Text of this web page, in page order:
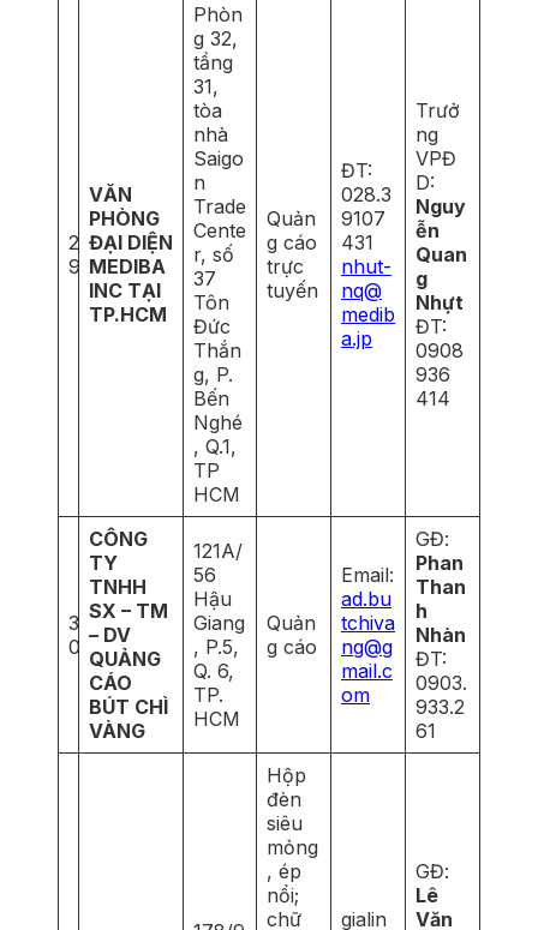
2
9
VĂN
PHÒNG
ĐẠI DIỆN
MEDIBA
INC TẠI
TP.HCM
Phòn
g 32,
tầng
31,
tòa
nhà
Saigo
n
Trade
Cente
r, số
37
Tôn
Đức
Thắn
g, P.
Bến
Nghé
, Q.1,
TP
HCM
Quản
g cáo
trực
tuyến
ĐT:
028.3
9107
431
nhut-
nq@
medib
a.jp
Trưở
ng
VPĐ
D:
Nguy
ễn
Quan
g
Nhựt
ĐT:
0908
936
414
3
0
CÔNG
TY
TNHH
SX – TM
– DV
QUẢNG
CÁO
BÚT CHÌ
VÀNG
121A/
56
Hậu
Giang
, P.5,
Q. 6,
TP.
HCM
Quản
g cáo
Email:
ad.bu
tchiva
ng@g
mail.c
om
GĐ:
Phan
Than
h
Nhàn
ĐT:
0903.
933.2
61
Hộp
đèn
siêu
mỏng
, ép
nổi;
chữ
gialin
GĐ:
Lê
Văn